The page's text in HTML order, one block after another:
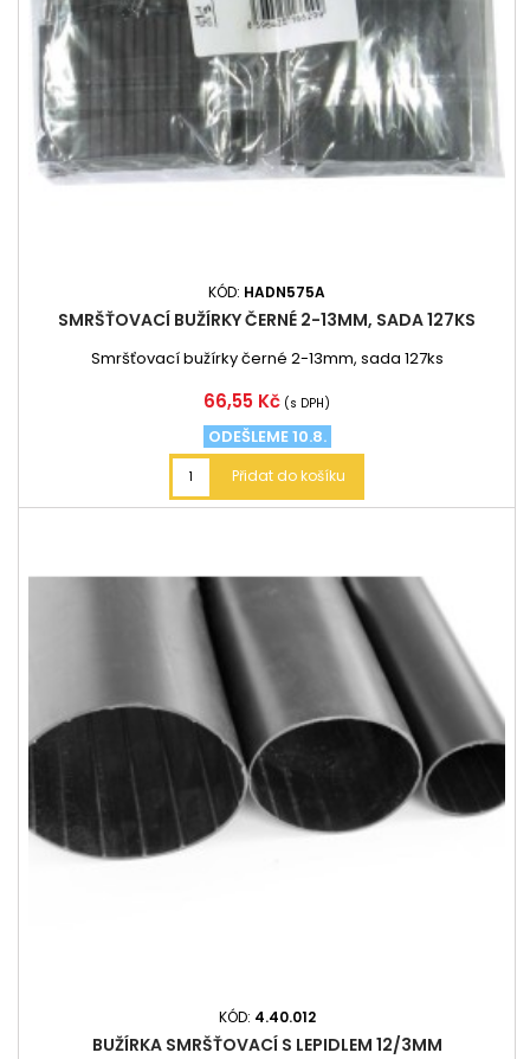
KÓD: HADN575A
SMRŠŤOVACÍ BUŽÍRKY ČERNÉ 2-13MM, SADA 127KS
Smršťovací bužírky černé 2-13mm, sada 127ks
Cena
66,55 Kč (s DPH)
ODEŠLEME 10.8.
Přidat do košíku
KÓD: 4.40.012
BUŽÍRKA SMRŠŤOVACÍ S LEPIDLEM 12/3MM